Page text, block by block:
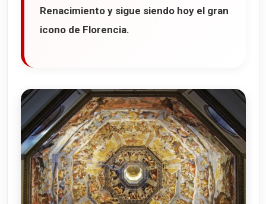
Renacimiento y sigue siendo hoy el gran
icono de Florencia.